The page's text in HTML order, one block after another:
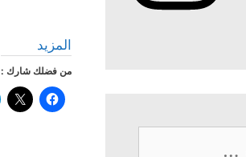
المزيد
من فضلك شارك :